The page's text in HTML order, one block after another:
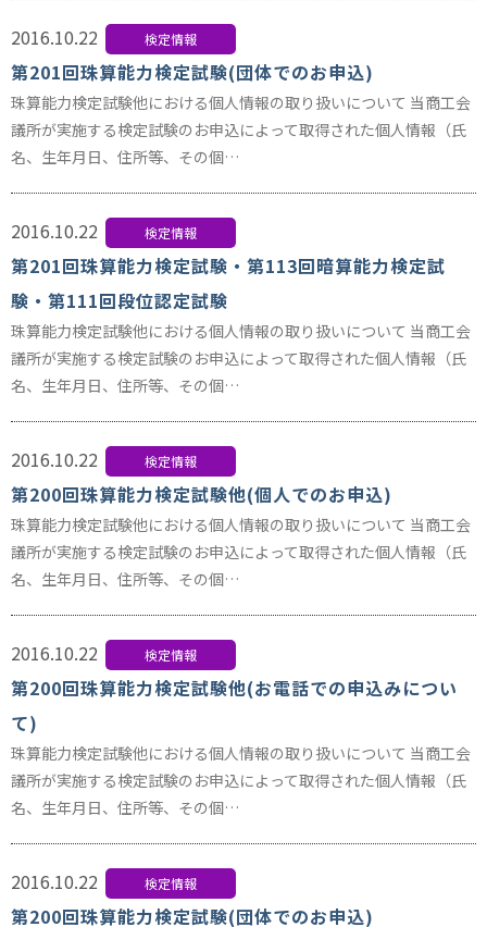
2016.10.22 検定情報
第201回珠算能力検定試験(団体でのお申込)
珠算能力検定試験他における個人情報の取り扱いについて 当商工会
議所が実施する検定試験のお申込によって取得された個人情報（氏
名、生年月日、住所等、その個…
2016.10.22 検定情報
第201回珠算能力検定試験・第113回暗算能力検定試
験・第111回段位認定試験
珠算能力検定試験他における個人情報の取り扱いについて 当商工会
議所が実施する検定試験のお申込によって取得された個人情報（氏
名、生年月日、住所等、その個…
2016.10.22 検定情報
第200回珠算能力検定試験他(個人でのお申込)
珠算能力検定試験他における個人情報の取り扱いについて 当商工会
議所が実施する検定試験のお申込によって取得された個人情報（氏
名、生年月日、住所等、その個…
2016.10.22 検定情報
第200回珠算能力検定試験他(お電話での申込みについ
て)
珠算能力検定試験他における個人情報の取り扱いについて 当商工会
議所が実施する検定試験のお申込によって取得された個人情報（氏
名、生年月日、住所等、その個…
2016.10.22 検定情報
第200回珠算能力検定試験(団体でのお申込)